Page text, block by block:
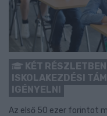
KÉT
ISKOLAKEZDÉSI
IGÉNYELNI
Az első 50 ezer forintot